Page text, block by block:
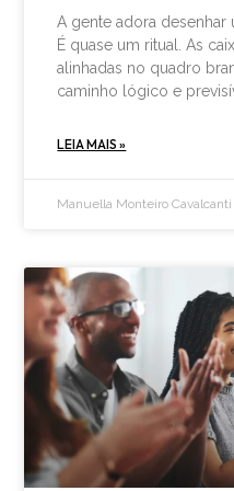
A gente adora desenhar
É quase um ritual. As
alinhadas no quadro
caminho lógico e
LEIA MAIS »
Manuella Monteiro